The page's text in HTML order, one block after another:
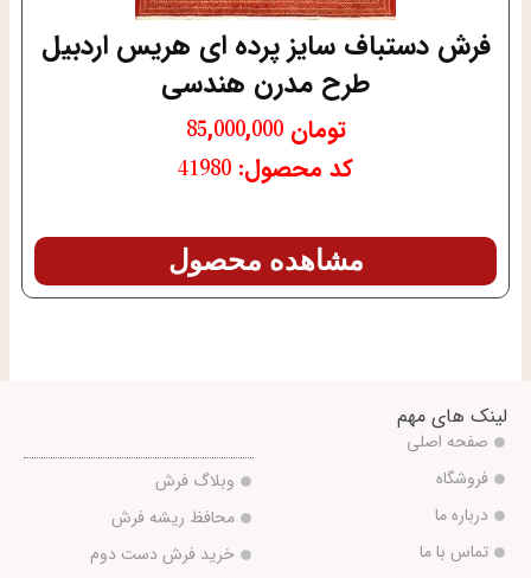
فرش دستباف سایز پرده ای هریس اردبیل
طرح مدرن هندسی
تومان 85,000,000
کد محصول: 41980
مشاهده محصول
لینک های مهم
صفحه اصلی
فروشگاه
درباره ما
تماس با ما
وبلاگ فرش
محافظ ریشه فرش
خرید فرش دست دوم